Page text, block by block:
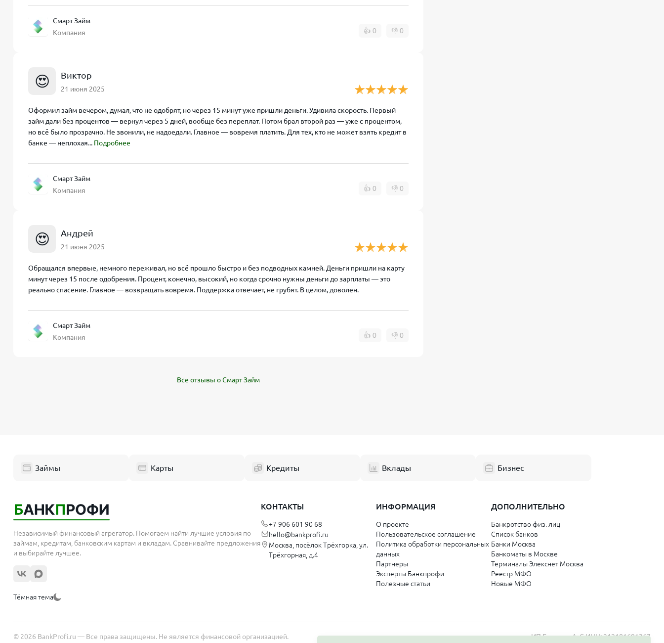
Смарт Займ
Компания
👍 0 👎 0
😍 Виктор
21 июня 2025
Оформил займ вечером, думал, что не одобрят, но через 15 минут уже пришли деньги. Удивила скорость. Первый
займ дали без процентов — вернул через 5 дней, вообще без переплат. Потом брал второй раз — уже с процентом,
но всё было прозрачно. Не звонили, не надоедали. Главное — вовремя платить. Для тех, кто не может взять кредит в
банке — неплохая... Подробнее
Смарт Займ
Компания
👍 0 👎 0
😍 Андрей
21 июня 2025
Обращался впервые, немного переживал, но всё прошло быстро и без подводных камней. Деньги пришли на карту
минут через 15 после одобрения. Процент, конечно, высокий, но когда срочно нужны деньги до зарплаты — это
реально спасение. Главное — возвращать вовремя. Поддержка отвечает, не грубят. В целом, доволен.
Смарт Займ
Компания
👍 0 👎 0
Все отзывы о Смарт Займ
Займы Карты Кредиты Вклады Бизнес
Независимый финансовый агрегатор. Помогаем найти лучшие условия по
займам, кредитам, банковским картам и вкладам. Сравнивайте предложения
и выбирайте лучшее.
Тёмная тема
КОНТАКТЫ
+7 906 601 90 68
hello@bankprofi.ru
Москва, посёлок Трёхгорка, ул.
Трёхгорная, д.4
ИНФОРМАЦИЯ
О проекте
Пользовательское соглашение
Политика обработки персональных
данных
Партнеры
Эксперты Банкпрофи
Полезные статьи
ДОПОЛНИТЕЛЬНО
Банкротство физ. лиц
Список банков
Банки Москва
Банкоматы в Москве
Терминалы Элекснет Москва
Реестр МФО
Новые МФО
© 2026 BankProfi.ru — Все права защищены. Не является финансовой организацией. ИП Бордиян А. С.ИНН: 312181691267